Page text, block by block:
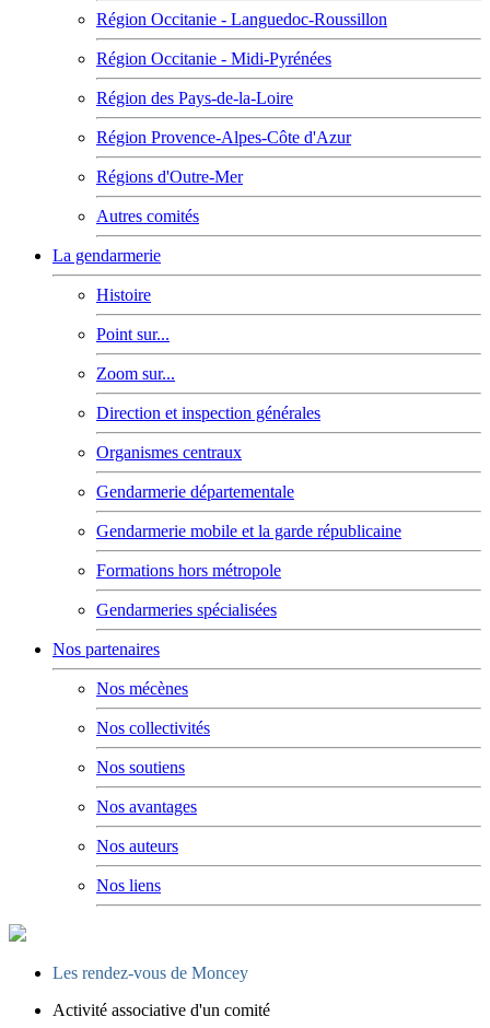
Région Occitanie - Languedoc-Roussillon
Région Occitanie - Midi-Pyrénées
Région des Pays-de-la-Loire
Région Provence-Alpes-Côte d'Azur
Régions d'Outre-Mer
Autres comités
La gendarmerie
Histoire
Point sur...
Zoom sur...
Direction et inspection générales
Organismes centraux
Gendarmerie départementale
Gendarmerie mobile et la garde républicaine
Formations hors métropole
Gendarmeries spécialisées
Nos partenaires
Nos mécènes
Nos collectivités
Nos soutiens
Nos avantages
Nos auteurs
Nos liens
Les rendez-vous de Moncey
Activité associative d'un comité